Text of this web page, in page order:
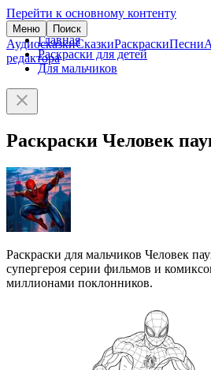
Перейти к основному контенту
Меню Поиск
АудиосказкиСказкиРаскраскиПесни
редактора
Главная
Раскраски для детей
Для мальчиков
Раскраски Человек
Раскраски для мальчиков Человек
супергероя серии фильмов и
миллионами поклонников.